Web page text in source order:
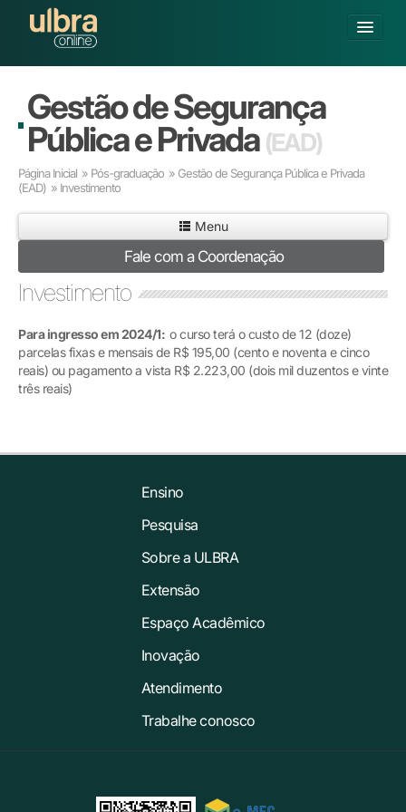
Buscar
Já sou Aluno
Matricule-se
EXTENSÃO
SOBRE A ULBRA
Gestão de Segurança
Pública e Privada (EAD)
Página Inicial » Pós-graduação » Gestão de Segurança Pública e Privada
(EAD) » Investimento
Menu
Fale com a Coordenação
Investimento
Para ingresso em 2024/1: o curso terá o custo de 12 (doze)
parcelas fixas e mensais de R$ 195,00 (cento e noventa e cinco
reais) ou pagamento a vista R$ 2.223,00 (dois mil duzentos e vinte
três reais)
Ensino
Pesquisa
Sobre a ULBRA
Extensão
Espaço Acadêmico
Inovação
Atendimento
Trabalhe conosco